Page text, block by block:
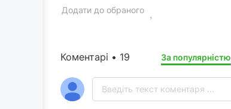
Додати до обраного
Коментарі • 19 За популярністю